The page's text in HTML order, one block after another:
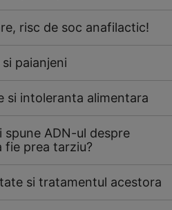
risc de soc anafilactic!
paianjeni
si intoleranta alimentara
ADN-ul despre
fie prea tarziu?
si tratamentul acestora